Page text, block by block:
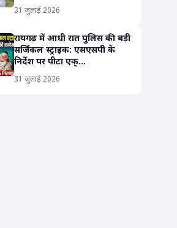
31 जुलाई 2026
रायगढ़ में आधी रात पुलिस की बड़ी
सर्जिकल स्ट्राइक: एसएसपी के
निर्देश पर पीटा एक्...
31 जुलाई 2026